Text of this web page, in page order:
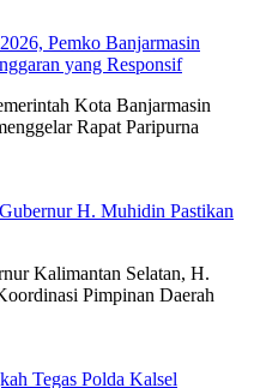
Pemko Banjarmasin
yang Responsif
Kota Banjarmasin
Rapat Paripurna
H. Muhidin Pastikan
Kalimantan Selatan, H.
Pimpinan Daerah
Tegas Polda Kalsel